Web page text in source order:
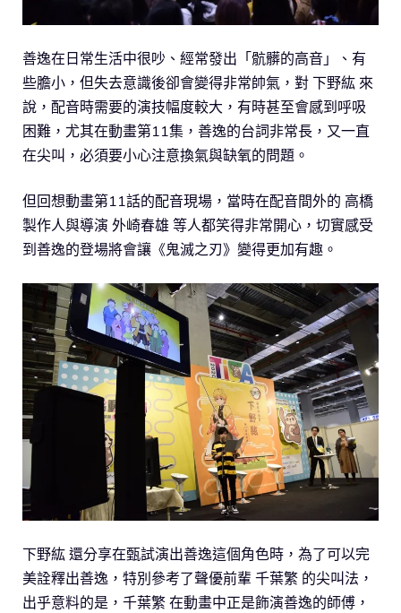
善逸在日常生活中很吵、經常發出「骯髒的高音」、有
些膽小，但失去意識後卻會變得非常帥氣，對 下野紘 來
說，配音時需要的演技幅度較大，有時甚至會感到呼吸
困難，尤其在動畫第11集，善逸的台詞非常長，又一直
在尖叫，必須要小心注意換氣與缺氧的問題。
但回想動畫第11話的配音現場，當時在配音間外的 高橋
製作人與導演 外崎春雄 等人都笑得非常開心，切實感受
到善逸的登場將會讓《鬼滅之刃》變得更加有趣。
下野紘 還分享在甄試演出善逸這個角色時，為了可以完
美詮釋出善逸，特別參考了聲優前輩 千葉繁 的尖叫法，
出乎意料的是，千葉繁 在動畫中正是飾演善逸的師傅，